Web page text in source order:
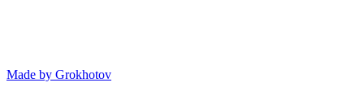
Made by Grokhotov